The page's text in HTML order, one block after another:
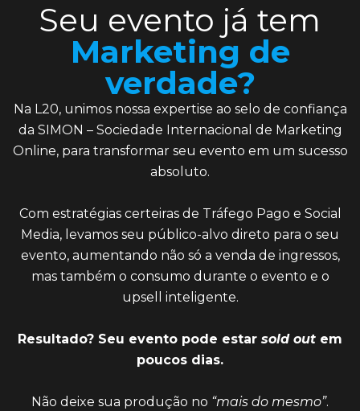
Seu evento já tem
Marketing de
verdade?
Na L20, unimos nossa expertise ao selo de confiança
da SIMON – Sociedade Internacional de Marketing
Online, para transformar seu evento em um sucesso
absoluto.
Com estratégias certeiras de Tráfego Pago e Social
Media, levamos seu público-alvo direto para o seu
evento, aumentando não só a venda de ingressos,
mas também o consumo durante o evento e o
upsell inteligente.
Resultado? Seu evento pode estar sold out em
poucos dias.
Não deixe sua produção no “mais do mesmo”.